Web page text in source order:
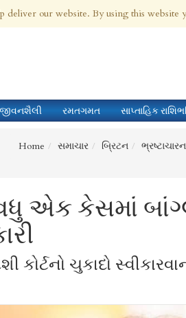
2026
જીવનશૈલી રમતગમત સાપ્તાહિક
Home સમાચાર બ્રિટન
એક કેસમાં
કોર્ટનો ચુકાદો
deliver our website. By using this website